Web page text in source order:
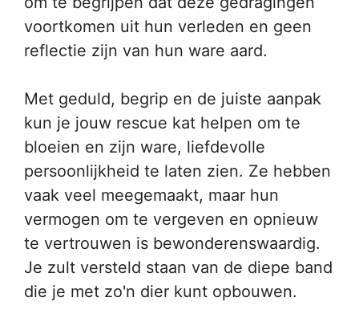
voortkomen uit hun verleden en geen
reflectie zijn van hun ware aard.
Met geduld, begrip en de juiste aanpak
kun je jouw rescue kat helpen om te
bloeien en zijn ware, liefdevolle
persoonlijkheid te laten zien. Ze hebben
vaak veel meegemaakt, maar hun
vermogen om te vergeven en opnieuw
te vertrouwen is bewonderenswaardig.
Je zult versteld staan van de diepe band
die je met zo'n dier kunt opbouwen.